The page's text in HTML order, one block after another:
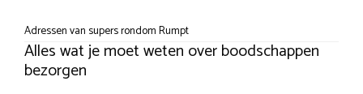
Adressen van supers rondom Rumpt
Alles wat je moet weten over boodschappen
bezorgen